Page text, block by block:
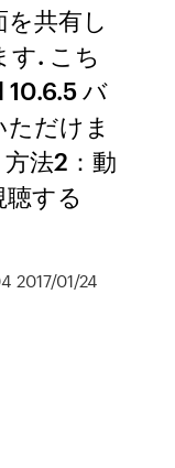
共有し
す. こち
バ
だけま
法2：動
する
2017/01/24